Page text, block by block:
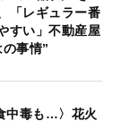
「レギュラー番
すい」不動産屋
事情”
中毒も…〉花火